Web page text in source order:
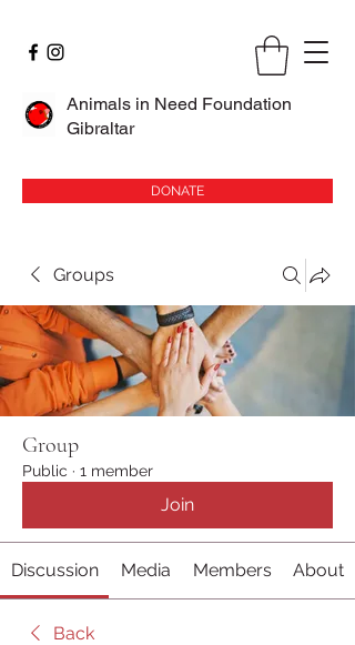
Animals in Need Foundation
Gibraltar
DONATE
Groups
Group
Public · 1 member
Join
Discussion Media Members About
Back